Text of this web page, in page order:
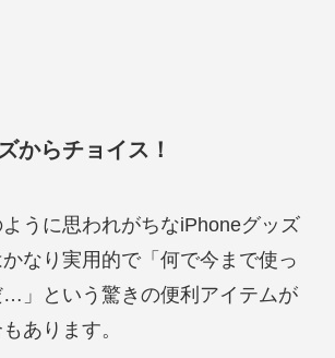
からチョイス！
ように思われがちなiPhoneグッズ
なり実用的で「何で今まで使っ
…」という驚きの便利アイテムが
あります。